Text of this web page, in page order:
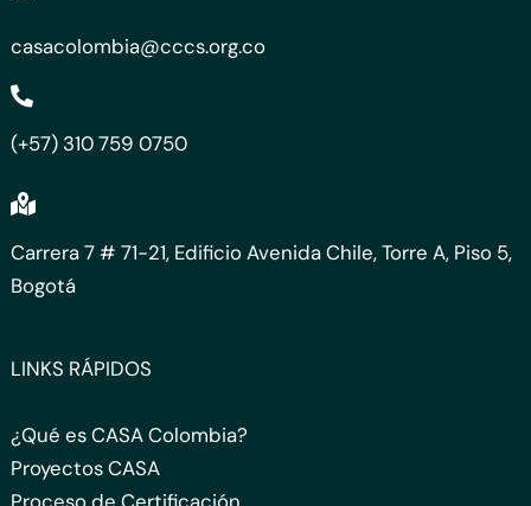
casacolombia@cccs.org.co
(+57) 310 759 0750
Carrera 7 # 71-21, Edificio Avenida Chile, Torre A, Piso 5,
Bogotá
LINKS RÁPIDOS
¿Qué es CASA Colombia?
Proyectos CASA